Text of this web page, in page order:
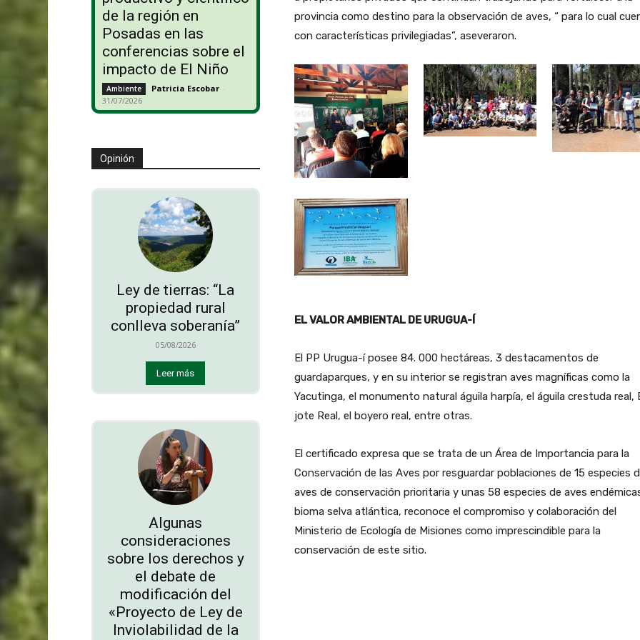
de la región en
Posadas en las
conferencias sobre el
impacto de El Niño
Ambiente Patricia Escobar -
31/07/2026
Opinión
Ley de tierras: “La
propiedad rural
conlleva soberanía”
05/08/2026
Leer más
Algunas
consideraciones
sobre los derechos y
el debate de
modificación del
«Proyecto de Ley de
Inviolabilidad de la
provincia como destino para la observación de aves, “ para lo cual
con características privilegiadas”, aseveraron.
EL VALOR AMBIENTAL DE URUGUA-Í
El PP Urugua-í posee 84. 000 hectáreas, 3 destacamentos de
guardaparques, y en su interior se registran aves magníficas como la
Yacutinga, el monumento natural águila harpía, el águila crestuda real,
jote Real, el boyero real, entre otras.
El certificado expresa que se trata de un Área de Importancia para la
Conservación de las Aves por resguardar poblaciones de 15 especies
aves de conservación prioritaria y unas 58 especies de aves
bioma selva atlántica, reconoce el compromiso y colaboración del
Ministerio de Ecología de Misiones como imprescindible para la
conservación de este sitio.